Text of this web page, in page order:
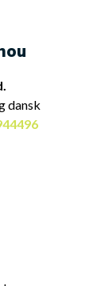
dansk